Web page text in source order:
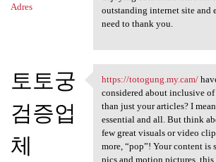
Adres
outstanding internet site and
need to thank you.
토토궁
검증업
체
https://
https://totogung.my.cam/
considered about inclusive
than just your articles? I
essential and all. But think
few great visuals or video
more, “pop”! Your content is
pics and motion pictures, this